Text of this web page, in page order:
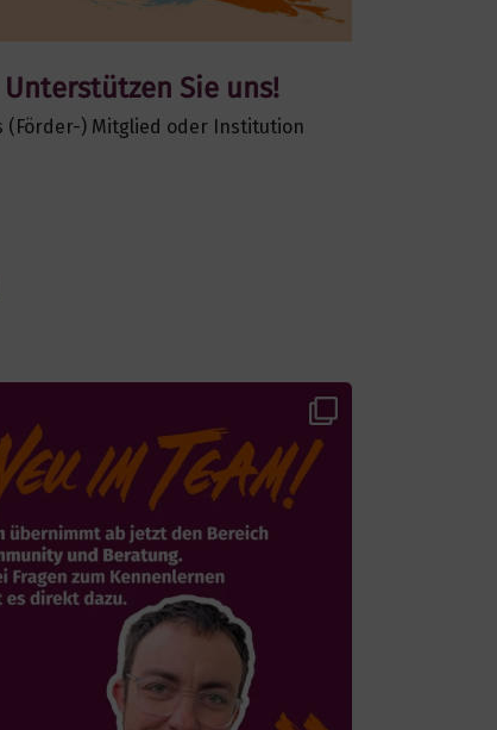
Unterstützen Sie uns!
(Förder-) Mitglied oder Institution